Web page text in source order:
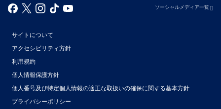
ソーシャルメディア一覧
サイトについて
アクセシビリティ方針
利用規約
個人情報保護方針
個人番号及び特定個人情報の適正な取扱いの確保に関する基本方針
プライバシーポリシー